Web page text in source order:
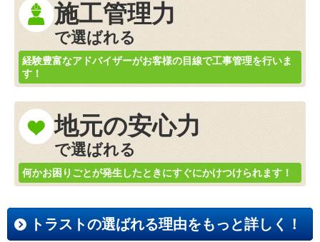
施工管理力
で選ばれる
経験豊富なアドバイザーがお客様の目線で工事管理を行いま
す！
地元の安心力
で選ばれる
何かお困りごとが発生したときにすぐにかけつけられます！
トラストの選ばれる理由をもっと詳しく！